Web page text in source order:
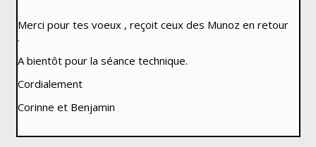
Merci pour tes voeux , reçoit ceux des Munoz en retour
.
A bientôt pour la séance technique.
Cordialement
Corinne et Benjamin